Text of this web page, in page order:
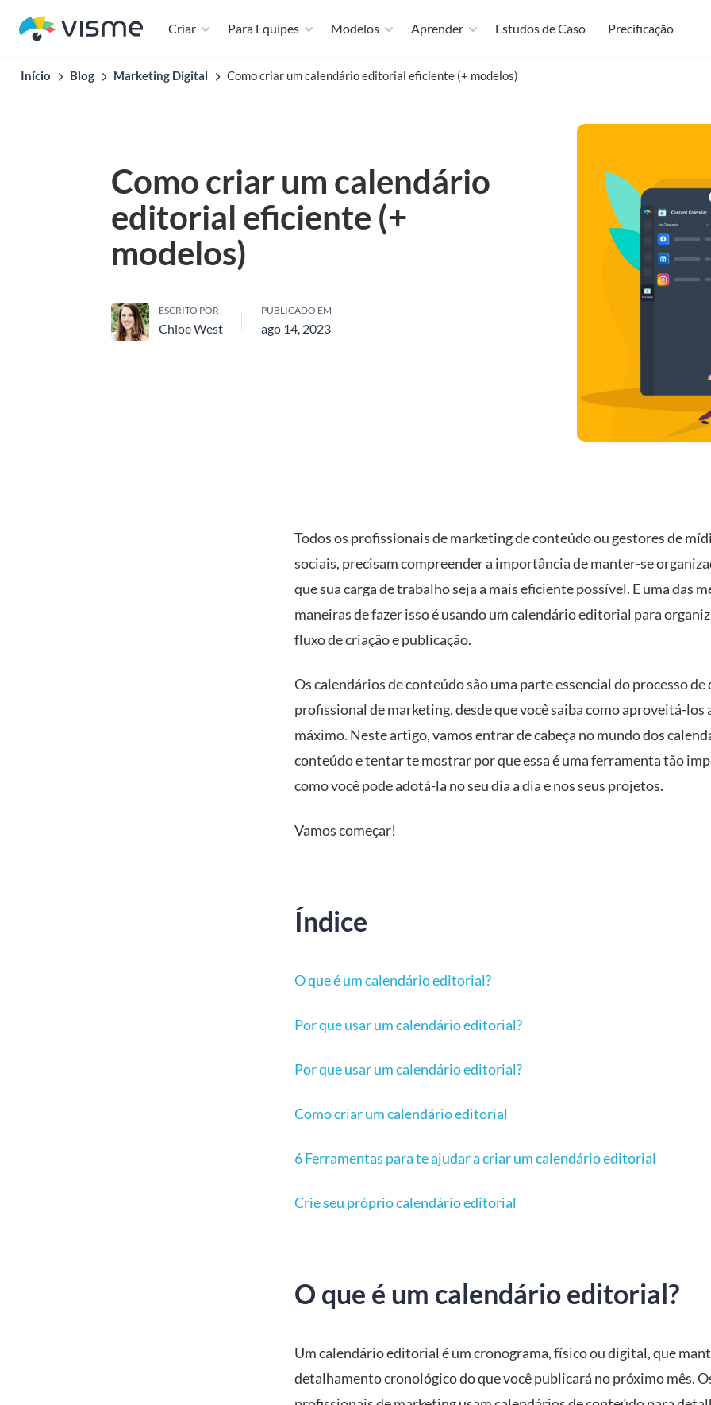
Criar Para Equipes Modelos Aprender Estudos de Caso Precificação
Início Blog Marketing Digital Como criar um calendário editorial eficiente (+ modelos)
Como criar um calendário
editorial eficiente (+
modelos)
ESCRITO POR
Chloe West
PUBLICADO EM
ago 14, 2023
Todos os profissionais de marketing de conteúdo ou gestores de
sociais, precisam compreender a importância de manter-se
que sua carga de trabalho seja a mais eficiente possível. E uma das
maneiras de fazer isso é usando um calendário editorial para
fluxo de criação e publicação.
Os calendários de conteúdo são uma parte essencial do processo
profissional de marketing, desde que você saiba como aproveitá-los
máximo. Neste artigo, vamos entrar de cabeça no mundo dos
conteúdo e tentar te mostrar por que essa é uma ferramenta tão
como você pode adotá-la no seu dia a dia e nos seus projetos.
Vamos começar!
Índice
O que é um calendário editorial?
Por que usar um calendário editorial?
Por que usar um calendário editorial?
Como criar um calendário editorial
6 Ferramentas para te ajudar a criar um calendário editorial
Crie seu próprio calendário editorial
O que é um calendário editorial?
Um calendário editorial é um cronograma, físico ou digital, que
detalhamento cronológico do que você publicará no próximo mês.